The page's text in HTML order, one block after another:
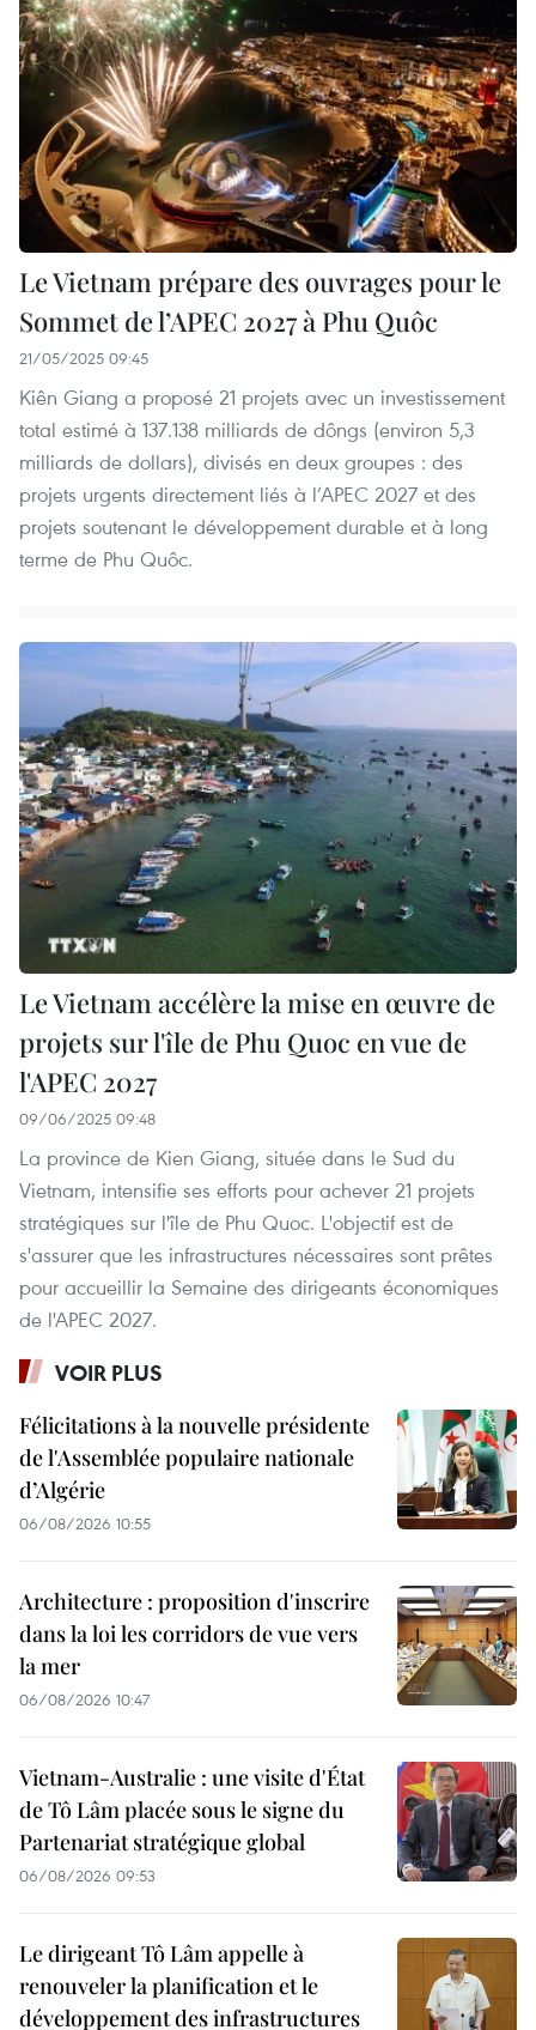
Le Vietnam prépare des ouvrages pour le
Sommet de l’APEC 2027 à Phu Quôc
21/05/2025 09:45
Kiên Giang a proposé 21 projets avec un investissement
total estimé à 137.138 milliards de dôngs (environ 5,3
milliards de dollars), divisés en deux groupes : des
projets urgents directement liés à l’APEC 2027 et des
projets soutenant le développement durable et à long
terme de Phu Quôc.
Le Vietnam accélère la mise en œuvre de
projets sur l'île de Phu Quoc en vue de
l'APEC 2027
09/06/2025 09:48
La province de Kien Giang, située dans le Sud du
Vietnam, intensifie ses efforts pour achever 21 projets
stratégiques sur l'île de Phu Quoc. L'objectif est de
s'assurer que les infrastructures nécessaires sont prêtes
pour accueillir la Semaine des dirigeants économiques
de l'APEC 2027.
VOIR PLUS
Félicitations à la nouvelle présidente
de l'Assemblée populaire nationale
d’Algérie
06/08/2026 10:55
Architecture : proposition d'inscrire
dans la loi les corridors de vue vers
la mer
06/08/2026 10:47
Vietnam-Australie : une visite d'État
de Tô Lâm placée sous le signe du
Partenariat stratégique global
06/08/2026 09:53
Le dirigeant Tô Lâm appelle à
renouveler la planification et le
développement des infrastructures